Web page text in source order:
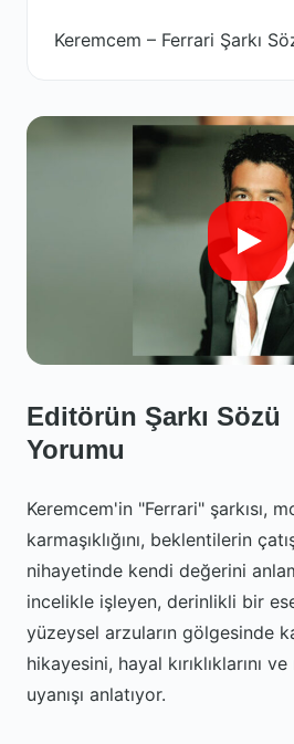
Keremcem – Ferrari Şarkı
Editörün Şarkı Sözü
Yorumu
Keremcem'in "Ferrari" şarkısı,
karmaşıklığını, beklentilerin
nihayetinde kendi değerini
incelikle işleyen, derinlikli bir
yüzeysel arzuların gölgesinde
hikayesini, hayal kırıklıklarını
uyanışı anlatıyor.